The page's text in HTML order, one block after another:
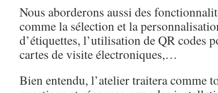
Nous aborderons aussi des
comme la sélection et la
d’étiquettes, l’utilisation de QR codes
cartes de visite électroniques,…
Bien entendu, l’atelier traitera comme